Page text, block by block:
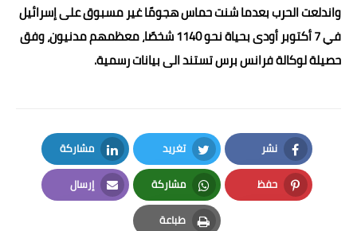
واندلعت الحرب بعدما شنت حماس هجومًا غير مسبوق على إسرائيل
في 7 أكتوبر أودى بحياة نحو 1140 شخصًا، معظمهم مدنيون، وفق
حصيلة لوكالة فرانس برس تستند الى بيانات رسمية.
نشر
Facebook
تغريد
Twitter
مشاركة
LinkedIn
حفظ
Pinterest
مشاركة
Whatsapp
إرسال
Email
طباعة